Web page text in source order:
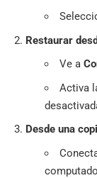
Restaurar
Ve a
Activa
Desde una